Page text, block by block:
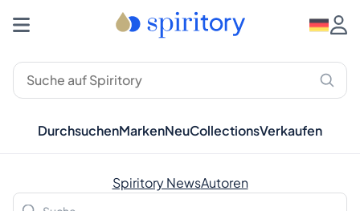
DurchsuchenMarkenNeuCollectionsVerkaufen
Spiritory NewsAutoren